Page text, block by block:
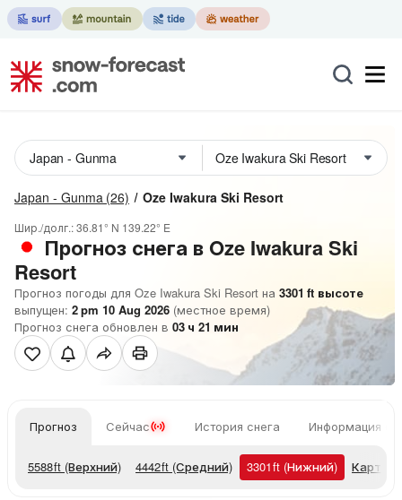
Japan - Gunma (26) Oze Iwakura Ski Resort
Шир./долг.:36.81° N 139.22° E
Прогноз снега в Oze Iwakura Ski
Resort
Прогноз погоды для Oze Iwakura Ski Resort на 3301 ft высоте
выпущен: 2 pm 10 Aug 2026 (местное время)
Прогноз снега обновлен в 03 ч 21 мин
Прогноз Сейчас История снега Информация о
5588ft (Верхний) 4442ft (Средний) 3301ft (Нижний) Карты